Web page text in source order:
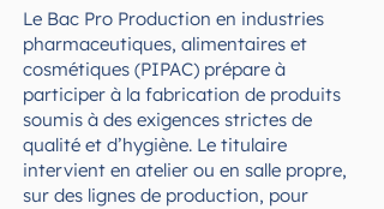
Le Bac Pro Production en industries
pharmaceutiques, alimentaires et
cosmétiques (PIPAC) prépare à
participer à la fabrication de produits
soumis à des exigences strictes de
qualité et d’hygiène. Le titulaire
intervient en atelier ou en salle propre,
sur des lignes de production, pour